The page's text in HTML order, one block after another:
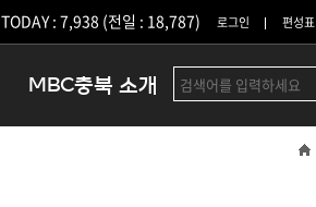
TODAY : 7,938 (전일 : 18,787) 로그인 편성표
MBC충북 소개